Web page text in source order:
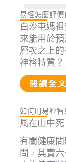
易經怎麼評價
白沙屯媽
來能用於
層次之上
神格特質？
閱讀全文
如何用易經智
風在山中
有關健康
問，其實